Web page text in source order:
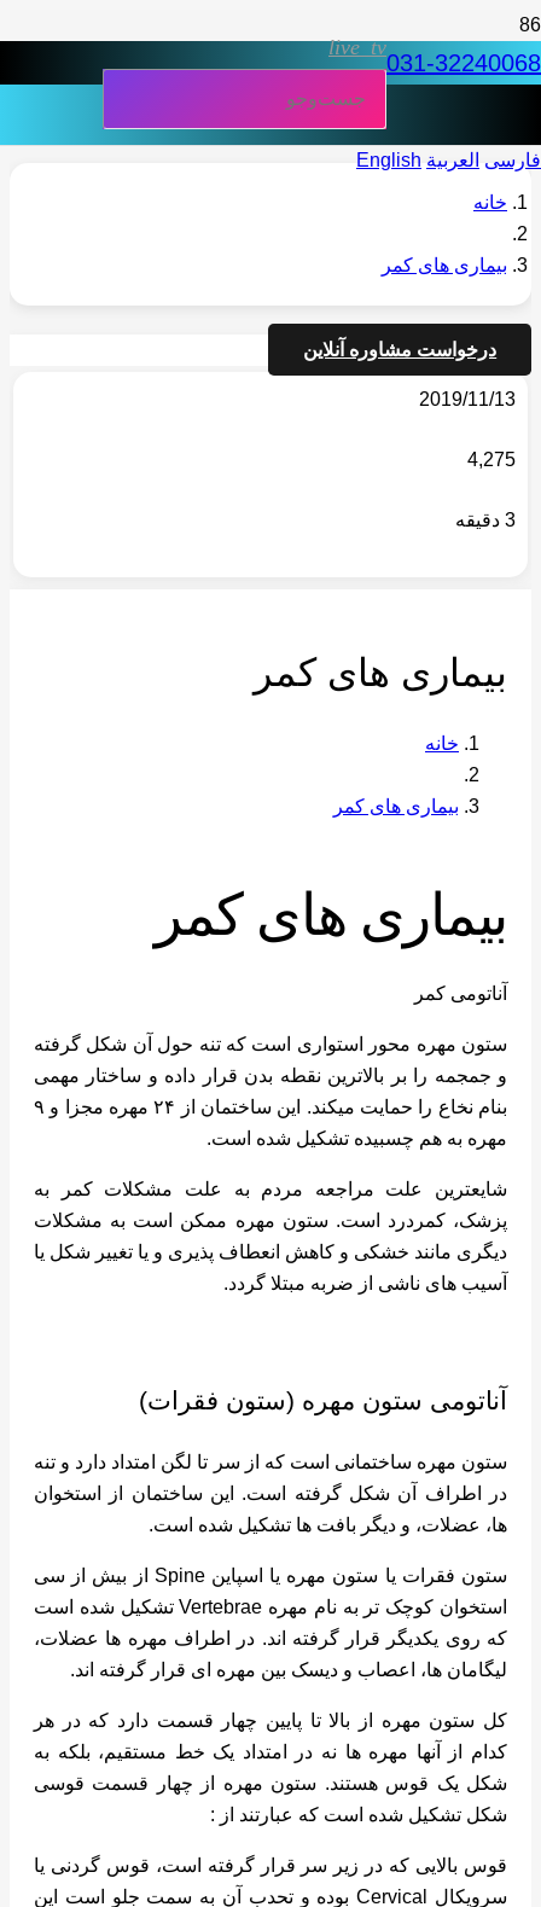
031-32240068
live_tv
فارسی العربية English
خانه
بیماری های کمر
درخواست مشاوره آنلاین
2019/11/13
4,275
3 دقیقه
بیماری های کمر
خانه
بیماری های کمر
بیماری های کمر
آناتومی کمر
ستون مهره محور استواری است که تنه حول آن شکل گرفته
و جمجمه را بر بالاترین نقطه بدن قرار داده و ساختار مهمی
بنام نخاع را حمایت میکند. این ساختمان از ۲۴ مهره مجزا و ۹
مهره به هم چسبیده تشکیل شده است.
شایعترین علت مراجعه مردم به علت مشکلات کمر به
پزشک، کمردرد است. ستون مهره ممکن است به مشکلات
دیگری مانند خشکی و کاهش انعطاف پذیری و یا تغییر شکل یا
آسیب های ناشی از ضربه مبتلا گردد.
آناتومی ستون مهره (ستون فقرات)
ستون مهره ساختمانی است که از سر تا لگن امتداد دارد و تنه
در اطراف آن شکل گرفته است. این ساختمان از استخوان
ها، عضلات، و دیگر بافت ها تشکیل شده است.
ستون فقرات یا ستون مهره یا اسپاین Spine از بیش از سی
استخوان کوچک تر به نام مهره Vertebrae تشکیل شده است
که روی یکدیگر قرار گرفته اند. در اطراف مهره ها عضلات،
لیگامان ها، اعصاب و دیسک بین مهره ای قرار گرفته اند.
کل ستون مهره از بالا تا پایین چهار قسمت دارد که در هر
کدام از آنها مهره ها نه در امتداد یک خط مستقیم، بلکه به
شکل یک قوس هستند. ستون مهره از چهار قسمت قوسی
شکل تشکیل شده است که عبارتند از :
قوس بالایی که در زیر سر قرار گرفته است، قوس گردنی یا
سرویکال Cervical بوده و تحدب آن به سمت جلو است این